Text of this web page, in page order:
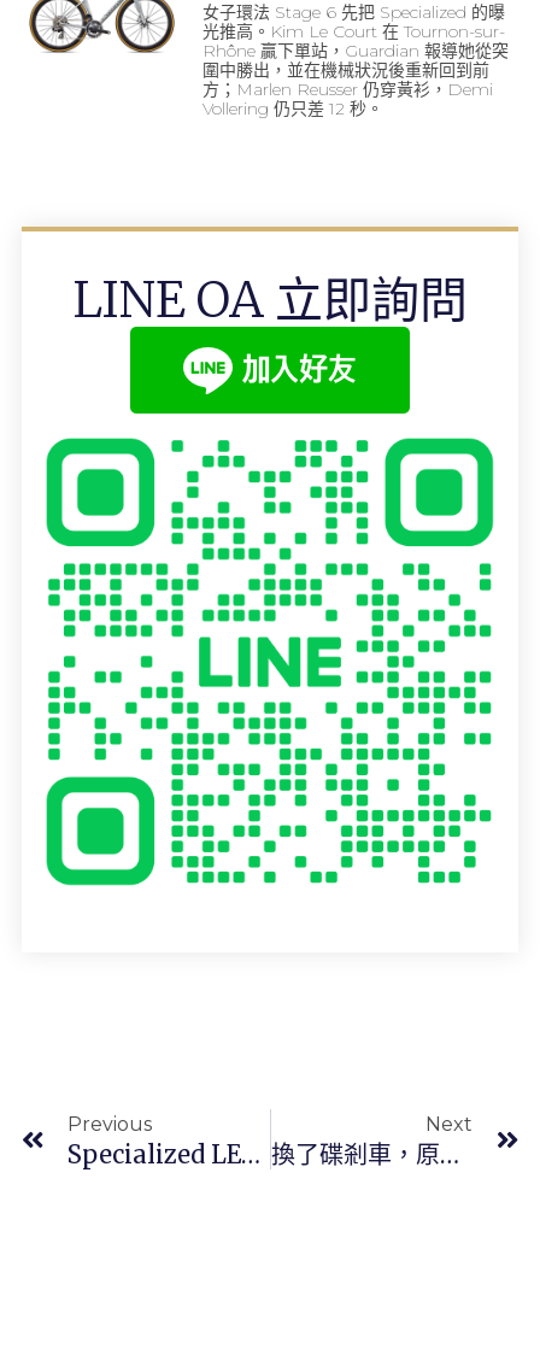
女子環法 Stage 6 先把 Specialized 的曝
光推高。Kim Le Court 在 Tournon-sur-
Rhône 贏下單站，Guardian 報導她從突
圍中勝出，並在機械狀況後重新回到前
方；Marlen Reusser 仍穿黃衫，Demi
Vollering 仍只差 12 秒。
LINE OA 立即詢問
Previous
Specialized LEVO 新版上市
Next
換了碟剎車，原本的訓練台怎麼辦？Rapilock 訓練台專用快拆